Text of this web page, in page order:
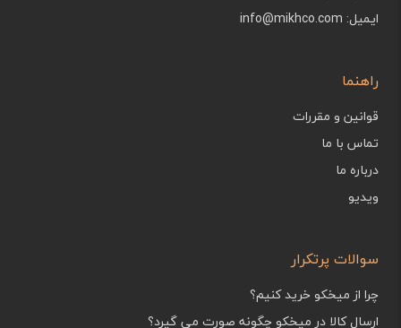
ایمیل: info@mikhco.com
راهنما
قوانین و مقررات
تماس با ما
درباره ما
ویدیو
سوالات پرتکرار
چرا از میخکو خرید کنیم؟
ارسال کالا در میخکو چگونه صورت می گیرد؟